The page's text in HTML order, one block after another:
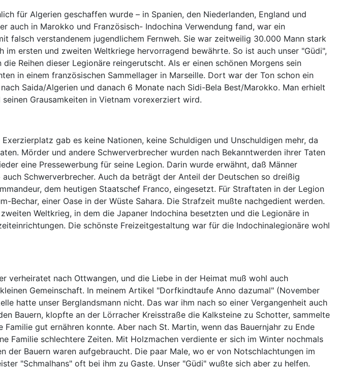
für Algerien geschaffen wurde – in Spanien, den Niederlanden, England und
auch in Marokko und Französisch- Indochina Verwendung fand, war ein
falsch verstandenem jugendlichem Fernweh. Sie war zeitweilig 30.000 Mann stark
ersten und zweiten Weltkriege hervorragend bewährte. So ist auch unser "Güdi",
Reihen dieser Legionäre reingerutscht. Als er einen schönen Morgens sein
in einem französischen Sammellager in Marseille. Dort war der Ton schon ein
Saida/Algerien und danach 6 Monate nach Sidi-Bela Best/Marokko. Man erhielt
Grausamkeiten in Vietnam vorexerziert wird.
gab es keine Nationen, keine Schuldigen und Unschuldigen mehr, da
Mörder und andere Schwerverbrecher wurden nach Bekanntwerden ihrer Taten
eine Pressewerbung für seine Legion. Darin wurde erwähnt, daß Männer
Schwerverbrecher. Auch da beträgt der Anteil der Deutschen so dreißig
dem heutigen Staatschef Franco, eingesetzt. Für Straftaten in der Legion
einer Oase in der Wüste Sahara. Die Strafzeit mußte nachgedient werden.
Weltkrieg, in dem die Japaner Indochina besetzten und die Legionäre in
Die schönste Freizeitgestaltung war für die Indochinalegionäre wohl
verheiratet nach Ottwangen, und die Liebe in der Heimat muß wohl auch
Gemeinschaft. In meinem Artikel "Dorfkindtaufe Anno dazumal" (November
hatte unser Berglandsmann nicht. Das war ihm nach so einer Vergangenheit auch
Bauern, klopfte an der Lörracher Kreisstraße die Kalksteine zu Schotter, sammelte
gut ernähren konnte. Aber nach St. Martin, wenn das Bauernjahr zu Ende
Familie schlechtere Zeiten. Mit Holzmachen verdiente er sich im Winter nochmals
der Bauern waren aufgebraucht. Die paar Male, wo er von Notschlachtungen im
"Schmalhans" oft bei ihm zu Gaste. Unser "Güdi" wußte sich aber zu helfen.